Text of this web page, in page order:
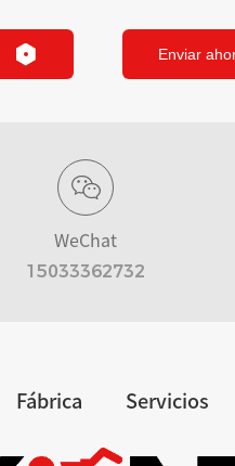
Enviar
WeChat
15033362732
Fábrica Servicios